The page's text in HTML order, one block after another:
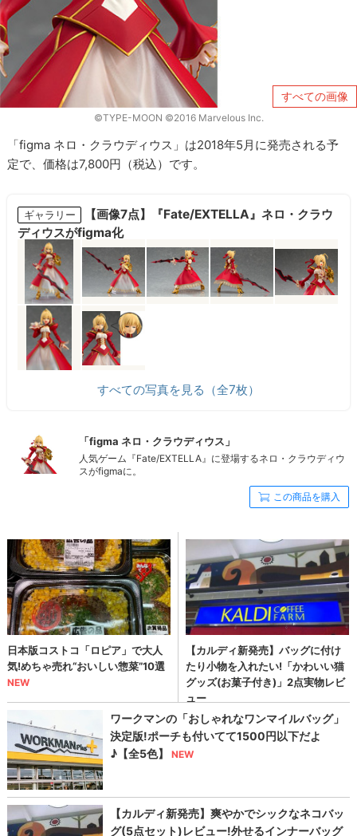
すべての画像
©TYPE-MOON ©2016 Marvelous Inc.
「figma ネロ・クラウディウス」は2018年5月に発売される予
定で、価格は7,800円（税込）です。
ギャラリー
【画像7点】『Fate/EXTELLA』ネロ・クラウ
ディウスがfigma化
すべての写真を見る（全7枚）
「figma ネロ・クラウディウス」
人気ゲーム『Fate/EXTELLA』に登場するネロ・クラウディウ
スがfigmaに。
この商品を購入